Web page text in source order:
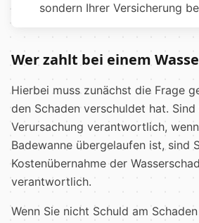
sondern Ihrer Versicherung
Wer zahlt bei einem
Hierbei muss zunächst die Frage
den Schaden verschuldet hat.
Verursachung verantwortlich,
Badewanne übergelaufen ist, sind
Kostenübernahme der
verantwortlich.
Wenn Sie nicht Schuld am